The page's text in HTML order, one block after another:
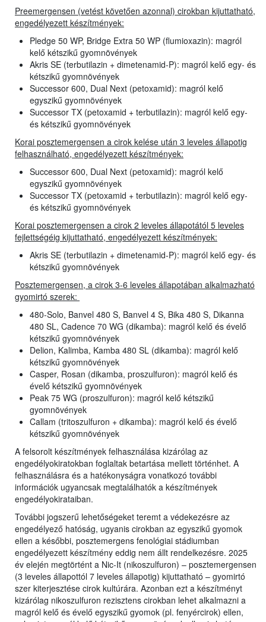
Preemergensen (vetést követően azonnal) cirokban kijuttatható,
engedélyezett készítmények:
Pledge 50 WP, Bridge Extra 50 WP (flumioxazin): magról
kelő kétszikű gyomnövények
Akris SE (terbutilazin + dimetenamid-P): magról kelő egy- és
kétszikű gyomnövények
Successor 600, Dual Next (petoxamid): magról kelő
egyszikű gyomnövények
Successor TX (petoxamid + terbutilazin): magról kelő egy-
és kétszikű gyomnövények
Korai posztemergensen a cirok kelése után 3 leveles állapotig
felhasználható, engedélyezett készítmények:
Successor 600, Dual Next (petoxamid): magról kelő
egyszikű gyomnövények
Successor TX (petoxamid + terbutilazin): magról kelő egy-
és kétszikű gyomnövények
Korai posztemergensen a cirok 2 leveles állapotától 5 leveles
fejlettségéig kijuttatható, engedélyezett készítmények:
Akris SE (terbutilazin + dimetenamid-P): magról kelő egy- és
kétszikű gyomnövények
Posztemergensen, a cirok 3-6 leveles állapotában alkalmazható
gyomirtó szerek:
480-Solo, Banvel 480 S, Banvel 4 S, Bika 480 S, Dikanna
480 SL, Cadence 70 WG (dikamba): magról kelő és évelő
kétszikű gyomnövények
Delion, Kalimba, Kamba 480 SL (dikamba): magról kelő
kétszikű gyomnövények
Casper, Rosan (dikamba, proszulfuron): magról kelő és
évelő kétszikű gyomnövények
Peak 75 WG (proszulfuron): magról kelő kétszikű
gyomnövények
Callam (tritoszulfuron + dikamba): magról kelő és évelő
kétszikű gyomnövények
A felsorolt készítmények felhasználása kizárólag az
engedélyokiratokban foglaltak betartása mellett történhet. A
felhasználásra és a hatékonyságra vonatkozó további
információk ugyancsak megtalálhatók a készítmények
engedélyokirataiban.
További jogszerű lehetőségeket teremt a védekezésre az
engedélyező hatóság, ugyanis cirokban az egyszikű gyomok
ellen a későbbi, posztemergens fenológiai stádiumban
engedélyezett készítmény eddig nem állt rendelkezésre. 2025
év elején megtörtént a Nic-It (nikoszulfuron) – posztemergensen
(3 leveles állapottól 7 leveles állapotig) kijuttatható – gyomirtó
szer kiterjesztése cirok kultúrára. Azonban ezt a készítményt
kizárólag nikoszulfuron rezisztens cirokban lehet alkalmazni a
magról kelő és évelő egyszikű gyomok (pl. fenyércirok) ellen,